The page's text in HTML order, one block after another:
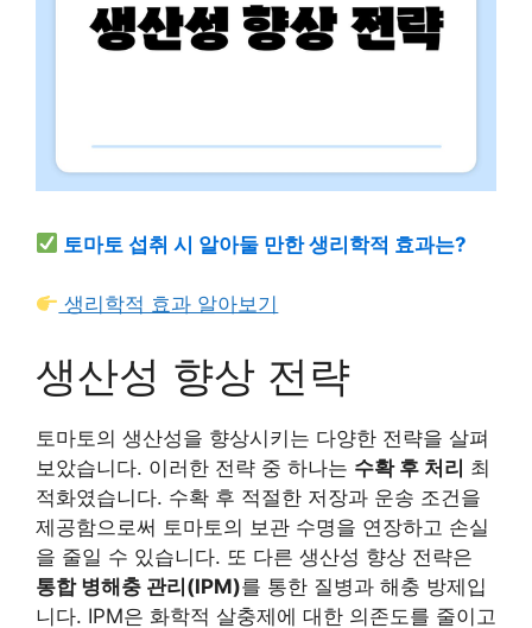
토마토 섭취 시 알아둘 만한 생리학적 효과는?
생리학적 효과 알아보기
생산성 향상 전략
토마토의 생산성을 향상시키는 다양한 전략을 살펴
보았습니다. 이러한 전략 중 하나는 수확 후 처리 최
적화였습니다. 수확 후 적절한 저장과 운송 조건을
제공함으로써 토마토의 보관 수명을 연장하고 손실
을 줄일 수 있습니다. 또 다른 생산성 향상 전략은
통합 병해충 관리(IPM)를 통한 질병과 해충 방제입
니다. IPM은 화학적 살충제에 대한 의존도를 줄이고